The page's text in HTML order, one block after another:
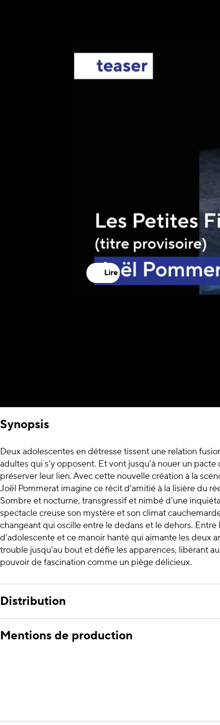
Lire
Synopsis
Deux adolescentes en détresse tissent une relation
adultes qui s’y opposent. Et vont jusqu’à nouer un
préserver leur lien. Avec cette nouvelle création à la
Joël Pommerat imagine ce récit d’amitié à la lisière du
Sombre et nocturne, transgressif et nimbé d’une
spectacle creuse son mystère et son climat
changeant qui oscille entre le dedans et le dehors. Entre
d’adolescente et ce manoir hanté qui aimante les deux
trouble jusqu’au bout et défie les apparences, libérant
pouvoir de fascination comme un piège délicieux.
Distribution
Mentions de production